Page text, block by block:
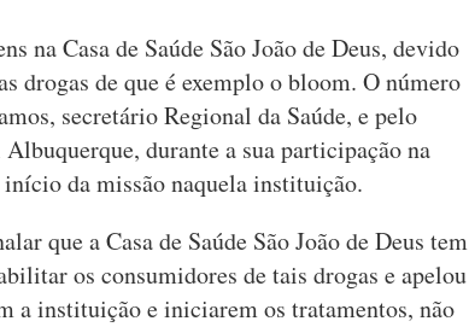
na Casa de Saúde São João de Deus, devido
drogas de que é exemplo o bloom. O número
secretário Regional da Saúde, e pelo
durante a sua participação na
da missão naquela instituição.
que a Casa de Saúde São João de Deus tem
os consumidores de tais drogas e apelou
a instituição e iniciarem os tratamentos, não